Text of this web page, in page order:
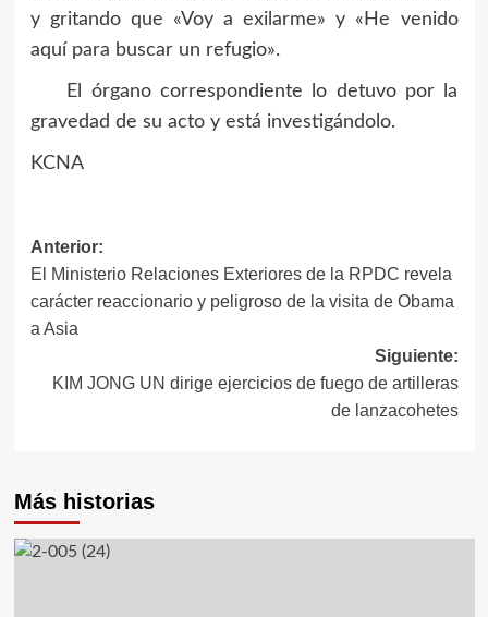
y gritando que «Voy a exilarme» y «He venido
aquí para buscar un refugio».
El órgano correspondiente lo detuvo por la
gravedad de su acto y está investigándolo.
KCNA
Navegación
de
entradas
Anterior:
El Ministerio Relaciones Exteriores de la RPDC revela
carácter reaccionario y peligroso de la visita de Obama
a Asia
Siguiente:
KIM JONG UN dirige ejercicios de fuego de artilleras
de lanzacohetes
Más historias